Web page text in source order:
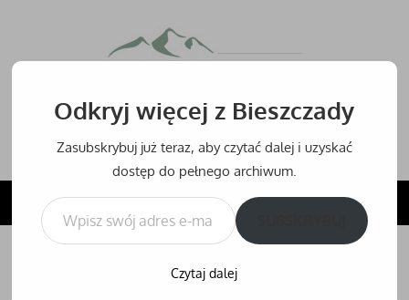
treści
Bieszczady
inne
NAVIGATION
Odkryj więcej z Bieszczady
Zasubskrybuj już teraz, aby czytać dalej i uzyskać
dostęp do pełnego archiwum.
Wpisz swój adres e-mail…
Czytaj dalej